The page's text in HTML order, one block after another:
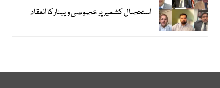
استحصال کشمیر پر خصوصی ویبنار کا انعقاد